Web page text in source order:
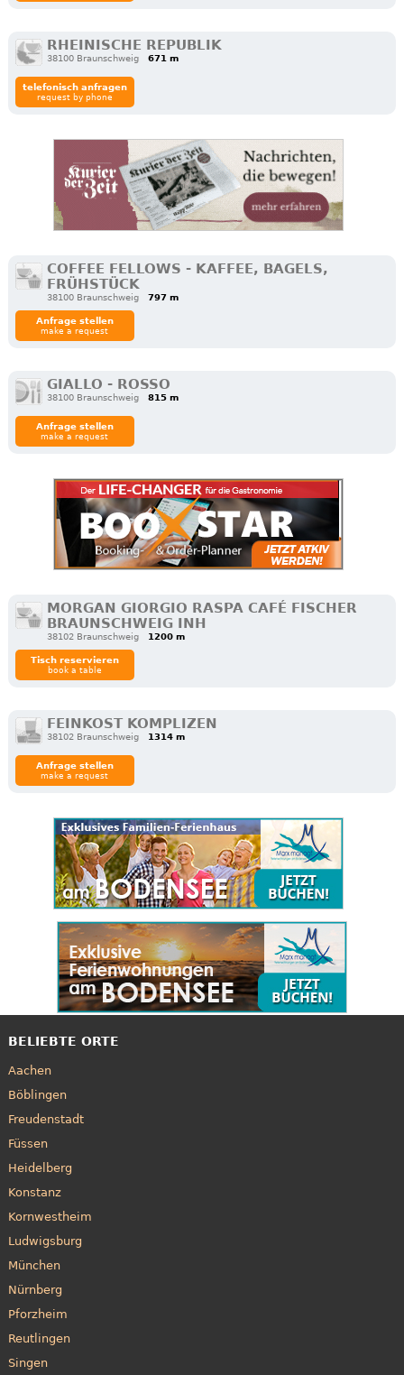
RHEINISCHE REPUBLIK
38100 Braunschweig 671 m
telefonisch anfragen
request by phone
COFFEE FELLOWS - KAFFEE, BAGELS,
FRÜHSTÜCK
38100 Braunschweig 797 m
Anfrage stellen
make a request
GIALLO - ROSSO
38100 Braunschweig 815 m
Anfrage stellen
make a request
MORGAN GIORGIO RASPA CAFÉ FISCHER
BRAUNSCHWEIG INH
38102 Braunschweig 1200 m
Tisch reservieren
book a table
FEINKOST KOMPLIZEN
38102 Braunschweig 1314 m
Anfrage stellen
make a request
BELIEBTE ORTE
Aachen
Böblingen
Freudenstadt
Füssen
Heidelberg
Konstanz
Kornwestheim
Ludwigsburg
München
Nürnberg
Pforzheim
Reutlingen
Singen